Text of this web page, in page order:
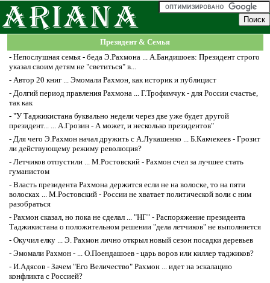
Президент & Семья
- Непослушная семья - беда Э.Рахмона ... А.Бандишоев: Президент строго
указал своим детям не "светиться" в...
- Автор 20 книг ... Эмомали Рахмон, как историк и публицист
- Долгий период правления Рахмона ... Г.Трофимчук - для России счастье,
так как
- "У Таджикистана буквально недели через две уже будет другой
президент... ... А.Грозин - А может, и несколько президентов"
- Для чего Э.Рахмон начал дружить с А.Лукашенко ... Б.Какчекеев - Грозит
ли действующему режиму революция?
- Летчиков отпустили ... М.Ростовский - Рахмон счел за лучшее стать
гуманистом
- Власть президента Рахмона держится если не на волоске, то на пяти
волосках ... М.Ростовский - России не хватает политической воли с ним
разобраться
- Рахмон сказал, но пока не сделал ... "НГ" - Распоряжение президента
Таджикистана о положительном решении "дела летчиков" не выполняется
- Окучил елку ... Э. Рахмон лично открыл новый сезон посадки деревьев
- Эмомали Рахмон - ... О.Поендашоев - царь воров или киллер таджиков?
- И.Адясов - Зачем "Его Величество" Рахмон ... идет на эскалацию
конфликта с Россией?